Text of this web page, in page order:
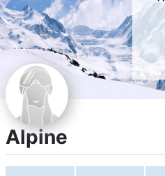
Alpine